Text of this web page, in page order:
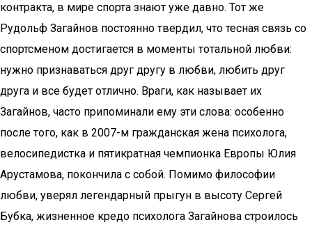
контракта, в мире спорта знают уже давно. Тот же
Рудольф Загайнов постоянно твердил, что тесная связь со
спортсменом достигается в моменты тотальной любви:
нужно признаваться друг другу в любви, любить друг
друга и все будет отлично. Враги, как называет их
Загайнов, часто припоминали ему эти слова: особенно
после того, как в 2007-м гражданская жена психолога,
велосипедистка и пятикратная чемпионка Европы Юлия
Арустамова, покончила с собой. Помимо философии
любви, уверял легендарный прыгун в высоту Сергей
Бубка, жизненное кредо психолога Загайнова строилось